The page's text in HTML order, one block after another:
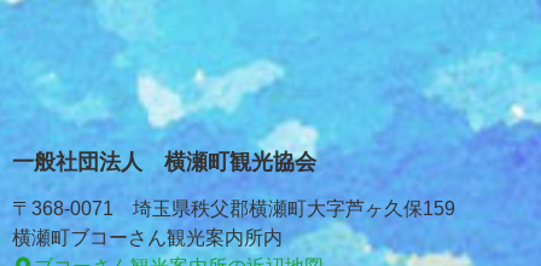
一般社団法人 横瀬町観光協会
〒368-0071 埼玉県秩父郡横瀬町大字芦ヶ久保159
横瀬町ブコーさん観光案内所内